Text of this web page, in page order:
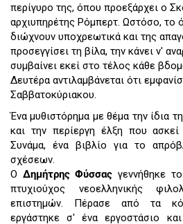
περίγυρο της, όπου προεξάρχει ο
αρχιυπηρέτης Ρόμπερτ. Ωστόσο, το
διώχνουν υποχρεωτικά και της
προσεγγίσει τη βίλα, την κάνει ν'
συμβαίνει εκεί στο τέλος κάθε
Δευτέρα αντιλαμβάνεται ότι
Σαββατοκύριακου.
Ένα μυθιστόρημα με θέμα την ίδια
και την περίεργη έλξη που
Συνάμα, ένα βιβλίο για το
σχέσεων.
Ο Δημήτρης Φύσσας γεννήθηκε
πτυχιούχος νεοελληνικής
επιστημών. Πέρασε από τα
εργάστηκε σ' ένα εργοστάσιο